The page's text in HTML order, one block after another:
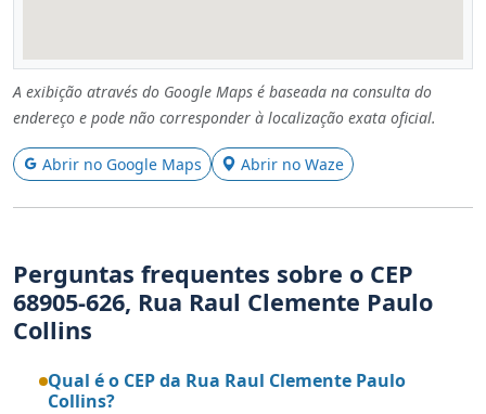
A exibição através do Google Maps é baseada na consulta do
endereço e pode não corresponder à localização exata oficial.
Abrir no Google Maps Abrir no Waze
Perguntas frequentes sobre o CEP
68905-626, Rua Raul Clemente Paulo
Collins
Qual é o CEP da Rua Raul Clemente Paulo
Collins?